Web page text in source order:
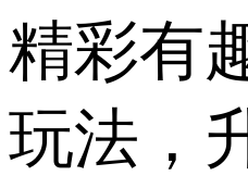
精彩有
玩法，